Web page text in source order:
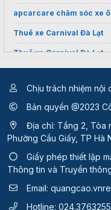
apcarcare chăm sóc xe
Thuê xe Carnival Đà Lạt
Thuê xe Carnival Đà Lạt
cấp lại bằng lái xe máy
Chịu trách nhiệm nội
Bản quyền @2023
Địa chỉ: Tầng 2, Tòa
Phường Cầu Giấy, TP Hà
Giấy phép thiết lập
Thông tin và Truyền
Email:
Hotline: